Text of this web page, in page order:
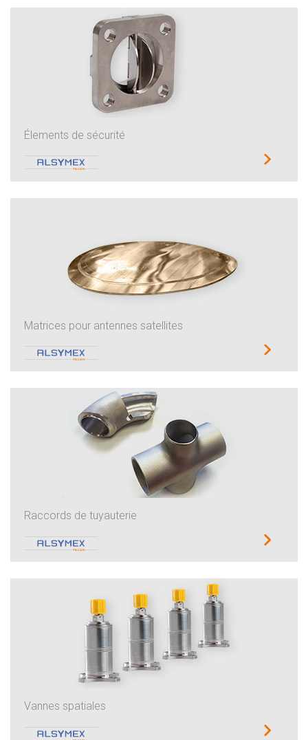
Élements de sécurité
Matrices pour antennes satellites
Raccords de tuyauterie
Vannes spatiales